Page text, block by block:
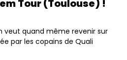
Tour (Toulouse) !
veut quand même revenir sur
par les copains de Quali